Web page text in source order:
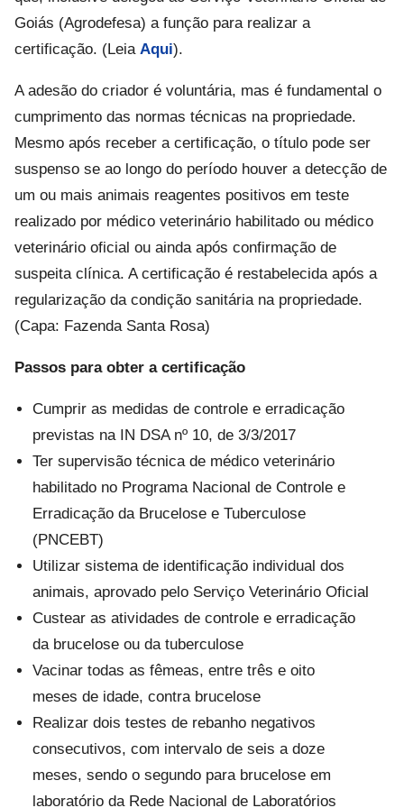
Goiás (Agrodefesa) a função para realizar a
certificação. (Leia Aqui).
A adesão do criador é voluntária, mas é fundamental o
cumprimento das normas técnicas na propriedade.
Mesmo após receber a certificação, o título pode ser
suspenso se ao longo do período houver a detecção de
um ou mais animais reagentes positivos em teste
realizado por médico veterinário habilitado ou médico
veterinário oficial ou ainda após confirmação de
suspeita clínica. A certificação é restabelecida após a
regularização da condição sanitária na propriedade.
(Capa: Fazenda Santa Rosa)
Passos para obter a certificação
Cumprir as medidas de controle e erradicação
previstas na IN DSA nº 10, de 3/3/2017
Ter supervisão técnica de médico veterinário
habilitado no Programa Nacional de Controle e
Erradicação da Brucelose e Tuberculose
(PNCEBT)
Utilizar sistema de identificação individual dos
animais, aprovado pelo Serviço Veterinário Oficial
Custear as atividades de controle e erradicação
da brucelose ou da tuberculose
Vacinar todas as fêmeas, entre três e oito
meses de idade, contra brucelose
Realizar dois testes de rebanho negativos
consecutivos, com intervalo de seis a doze
meses, sendo o segundo para brucelose em
laboratório da Rede Nacional de Laboratórios